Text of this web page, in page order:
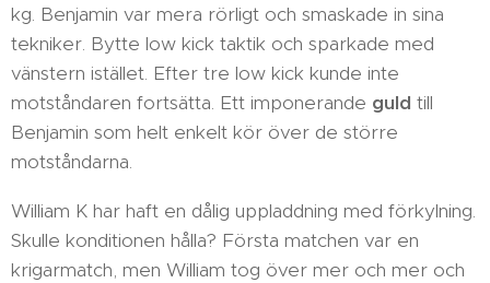
kg. Benjamin var mera rörligt och smaskade in sina
tekniker. Bytte low kick taktik och sparkade med
vänstern istället. Efter tre low kick kunde inte
motståndaren fortsätta. Ett imponerande guld till
Benjamin som helt enkelt kör över de större
motståndarna.
William K har haft en dålig uppladdning med förkylning.
Skulle konditionen hålla? Första matchen var en
krigarmatch, men William tog över mer och mer och